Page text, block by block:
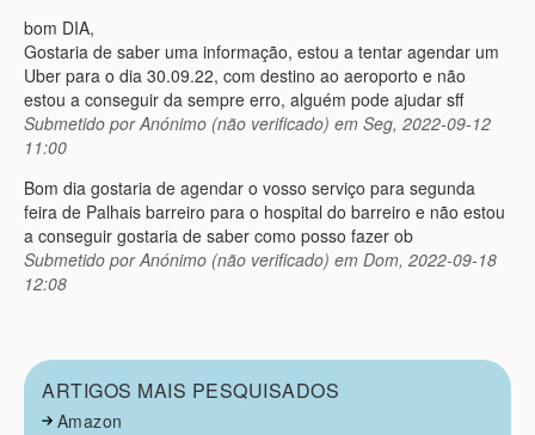
bom DIA,
Gostaria de saber uma informação, estou a tentar agendar um
Uber para o dia 30.09.22, com destino ao aeroporto e não
estou a conseguir da sempre erro, alguém pode ajudar sff
Submetido porAnónimo (não verificado) em Seg, 2022-09-12
11:00
Bom dia gostaria de agendar o vosso serviço para segunda
feira de Palhais barreiro para o hospital do barreiro e não estou
a conseguir gostaria de saber como posso fazer ob
Submetido porAnónimo (não verificado) em Dom, 2022-09-18
12:08
ARTIGOS MAIS PESQUISADOS
Amazon